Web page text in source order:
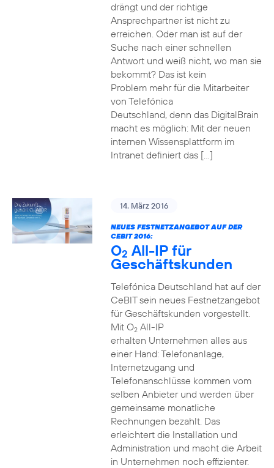
drängt und der richtige
Ansprechpartner ist nicht zu
erreichen. Oder man ist auf der
Suche nach einer schnellen
Antwort und weiß nicht, wo man sie
bekommt? Das ist kein
Problem mehr für die Mitarbeiter
von Telefónica
Deutschland, denn das DigitalBrain
macht es möglich: Mit der neuen
internen Wissensplattform im
Intranet definiert das […]
14. März 2016
NEUES FESTNETZANGEBOT AUF DER
CEBIT 2016:
O2 All-IP für
Geschäftskunden
Telefónica Deutschland hat auf der
CeBIT sein neues Festnetzangebot
für Geschäftskunden vorgestellt.
Mit O2All-IP
erhalten Unternehmen alles aus
einer Hand: Telefonanlage,
Internetzugang und
Telefonanschlüsse kommen vom
selben Anbieter und werden über
gemeinsame monatliche
Rechnungen bezahlt. Das
erleichtert die Installation und
Administration und macht die Arbeit
in Unternehmen noch effizienter.